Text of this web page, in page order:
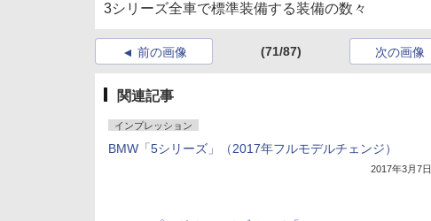
3シリーズ全車で標準装備する装備の数々
前の画像 (71/87) 次の画像
関連記事
インプレッション
BMW「5シリーズ」（2017年フルモデルチェンジ）
2017年3月7日